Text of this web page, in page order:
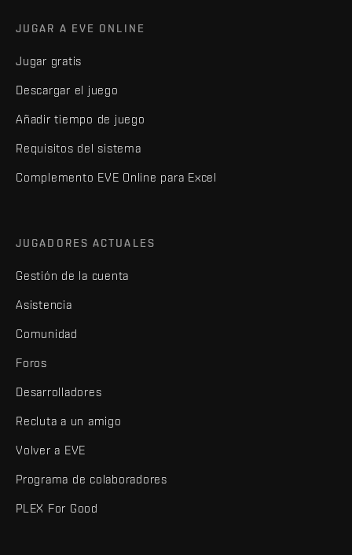
JUGAR A EVE ONLINE
Jugar gratis
Descargar el juego
Añadir tiempo de juego
Requisitos del sistema
Complemento EVE Online para Excel
JUGADORES ACTUALES
Gestión de la cuenta
Asistencia
Comunidad
Foros
Desarrolladores
Recluta a un amigo
Volver a EVE
Programa de colaboradores
PLEX For Good